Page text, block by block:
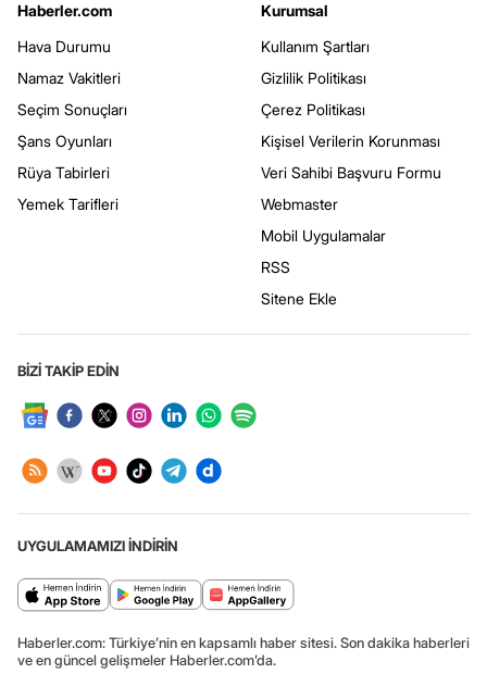
Haberler.com
Hava Durumu
Namaz Vakitleri
Seçim Sonuçları
Şans Oyunları
Rüya Tabirleri
Yemek Tarifleri
Kurumsal
Kullanım Şartları
Gizlilik Politikası
Çerez Politikası
Kişisel Verilerin Korunması
Veri Sahibi Başvuru Formu
Webmaster
Mobil Uygulamalar
RSS
Sitene Ekle
BİZİ TAKİP EDİN
UYGULAMAMIZI İNDİRİN
Haberler.com: Türkiye’nin en kapsamlı haber sitesi. Son dakika haberleri
ve en güncel gelişmeler Haberler.com’da.